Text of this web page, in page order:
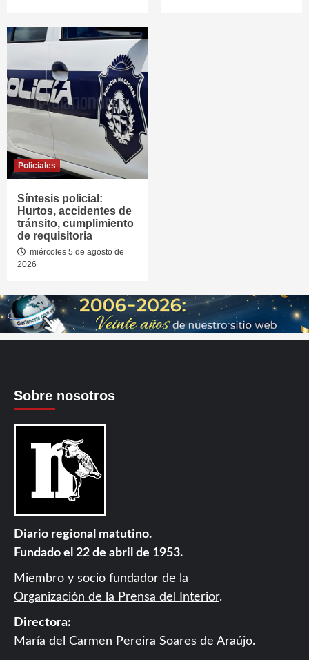
Policiales
Síntesis policial:
Hurtos, accidentes de
tránsito, cumplimiento
de requisitoria
miércoles 5 de agosto de
2026
Sobre nosotros
Diario regional matutino.
Fundado el 22 de abril de 1953.
Miembro y socio fundador de la
Organización de la Prensa del Interior.
Directora:
María del Carmen Pereira Soares de Araújo.